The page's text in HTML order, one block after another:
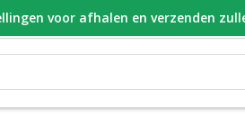
VERZONDEN GESPECIALISEERD
voor afhalen en verzenden